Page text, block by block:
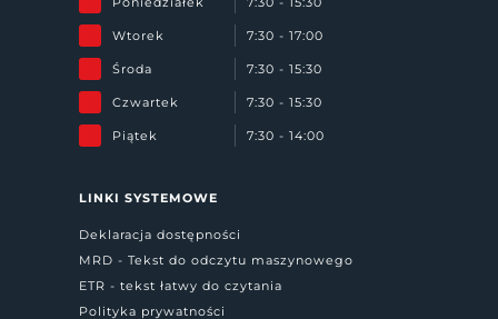
Wtorek 7:30 - 17:00
Środa 7:30 - 15:30
Czwartek 7:30 - 15:30
Piątek 7:30 - 14:00
LINKI SYSTEMOWE
Deklaracja dostępności
MRD - Tekst do odczytu maszynowego
ETR - tekst łatwy do czytania
Polityka prywatności